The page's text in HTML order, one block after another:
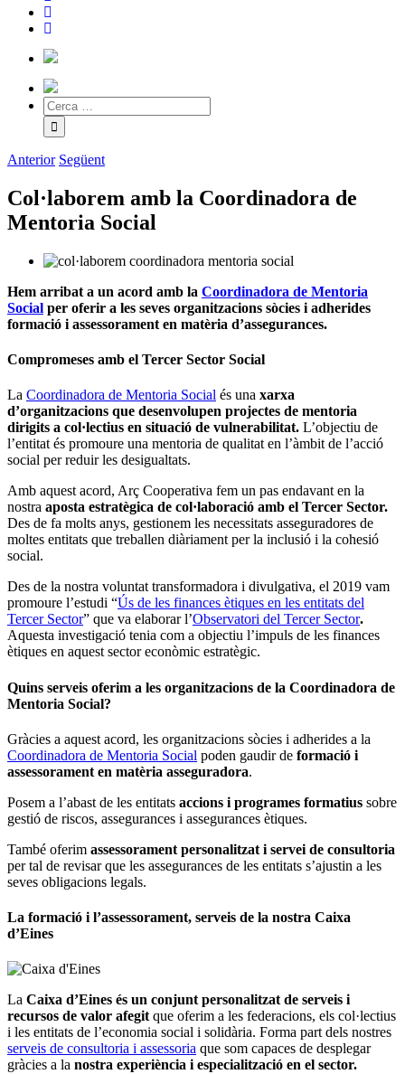
Anterior Següent
Col·laborem amb la Coordinadora de
Mentoria Social
Hem arribat a un acord amb la Coordinadora de Mentoria
Social per oferir a les seves organitzacions sòcies i adherides
formació i assessorament en matèria d’assegurances.
Compromeses amb el Tercer Sector Social
La Coordinadora de Mentoria Social és una xarxa
d’organitzacions que desenvolupen projectes de mentoria
dirigits a col·lectius en situació de vulnerabilitat. L’objectiu de
l’entitat és promoure una mentoria de qualitat en l’àmbit de l’acció
social per reduir les desigualtats.
Amb aquest acord, Arç Cooperativa fem un pas endavant en la
nostra aposta estratègica de col·laboració amb el Tercer Sector.
Des de fa molts anys, gestionem les necessitats asseguradores de
moltes entitats que treballen diàriament per la inclusió i la cohesió
social.
Des de la nostra voluntat transformadora i divulgativa, el 2019 vam
promoure l’estudi “Ús de les finances ètiques en les entitats del
Tercer Sector” que va elaborar l’Observatori del Tercer Sector.
Aquesta investigació tenia com a objectiu l’impuls de les finances
ètiques en aquest sector econòmic estratègic.
Quins serveis oferim a les organitzacions de la Coordinadora de
Mentoria Social?
Gràcies a aquest acord, les organitzacions sòcies i adherides a la
Coordinadora de Mentoria Social poden gaudir de formació i
assessorament en matèria asseguradora.
Posem a l’abast de les entitats accions i programes formatius sobre
gestió de riscos, assegurances i assegurances ètiques.
També oferim assessorament personalitzat i servei de consultoria
per tal de revisar que les assegurances de les entitats s’ajustin a les
seves obligacions legals.
La formació i l’assessorament, serveis de la nostra Caixa
d’Eines
La Caixa d’Eines és un conjunt personalitzat de serveis i
recursos de valor afegitque oferim a les federacions, els col·lectius
i les entitats de l’economia social i solidària. Forma part dels nostres
serveis de consultoria i assessoria que som capaces de desplegar
gràcies a la nostra experiència i especialització en el sector.